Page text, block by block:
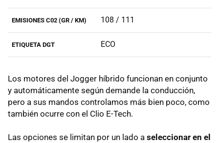
EMISIONES C02 (GR / KM) 108 / 111
ETIQUETA DGT ECO
Los motores del Jogger híbrido funcionan en conjunto
y automáticamente según demande la conducción,
pero a sus mandos controlamos más bien poco, como
también ocurre con el Clio E-Tech.
Las opciones se limitan por un lado a seleccionar en el